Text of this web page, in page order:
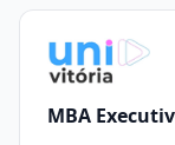
MBA